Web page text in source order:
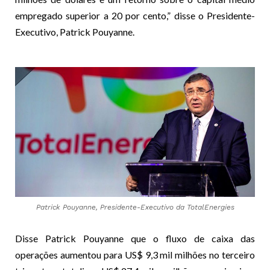
empregado superior a 20 por cento,” disse o Presidente-
Executivo, Patrick Pouyanne.
Patrick Pouyanne, Presidente-Executivo da TotalEnergies
Disse Patrick Pouyanne que o fluxo de caixa das
operações aumentou para US$ 9,3 mil milhões no terceiro